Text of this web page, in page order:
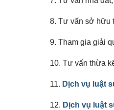
8. Tư vấn sở hữu
9. Tham gia giải
10. Tư vấn thừa
11. Dịch vụ luật
12. Dịch vụ luật